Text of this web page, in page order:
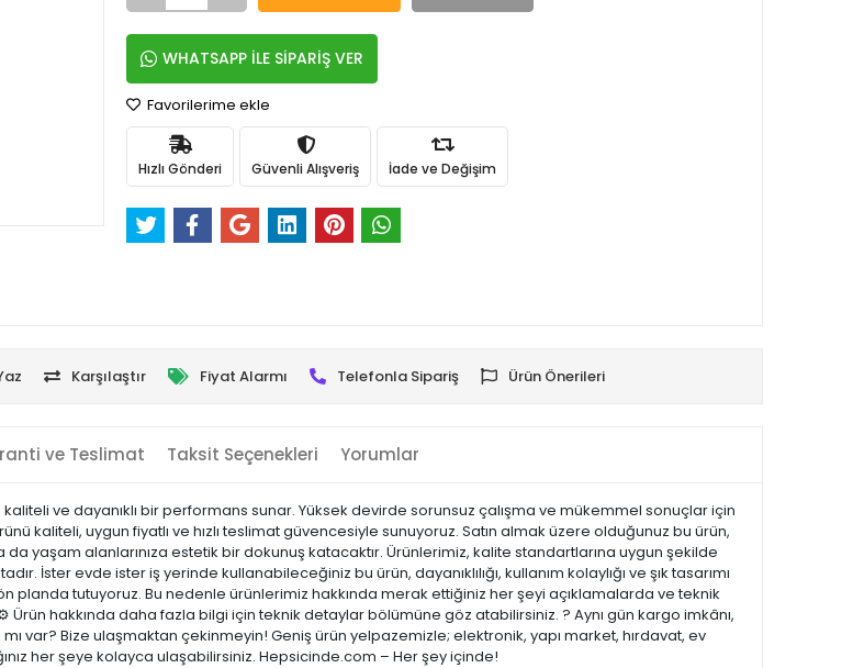
WHATSAPP İLE SİPARİŞ VER
Favorilerime ekle
Hızlı Gönderi Güvenli Alışveriş İade ve Değişim
Karşılaştır Fiyat Alarmı Telefonla Sipariş Ürün Önerileri
ve Teslimat Taksit Seçenekleri Yorumlar
ve dayanıklı bir performans sunar. Yüksek devirde sorunsuz çalışma ve mükemmel sonuçlar için
kaliteli, uygun fiyatlı ve hızlı teslimat güvencesiyle sunuyoruz. Satın almak üzere olduğunuz bu ürün,
yaşam alanlarınıza estetik bir dokunuş katacaktır. Ürünlerimiz, kalite standartlarına uygun şekilde
İster evde ister iş yerinde kullanabileceğiniz bu ürün, dayanıklılığı, kullanım kolaylığı ve şık tasarımı
tutuyoruz. Bu nedenle ürünlerimiz hakkında merak ettiğiniz her şeyi açıklamalarda ve teknik
hakkında daha fazla bilgi için teknik detaylar bölümüne göz atabilirsiniz. ? Aynı gün kargo imkânı,
var? Bize ulaşmaktan çekinmeyin! Geniş ürün yelpazemizle; elektronik, yapı market, hırdavat, ev
her şeye kolayca ulaşabilirsiniz. Hepsicinde.com – Her şey içinde!